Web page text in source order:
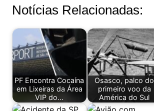
Notícias Relacionadas:
PF Encontra Cocaína
em Lixeiras da Área
VIP do…
Osasco, palco do
primeiro voo da
América do Sul